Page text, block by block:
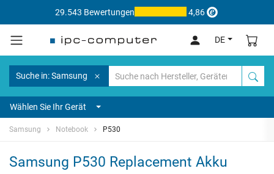
29.543 Bewertungen 4,86
DE
Suche in: Samsung
Wählen Sie Ihr Gerät
Samsung Notebook P530
Samsung P530 Replacement Akku